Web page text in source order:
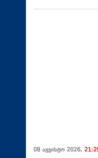
08 აგვისტო 2026,